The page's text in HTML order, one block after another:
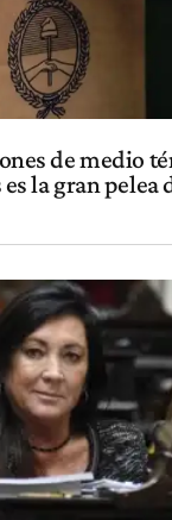
de medio
la gran pelea